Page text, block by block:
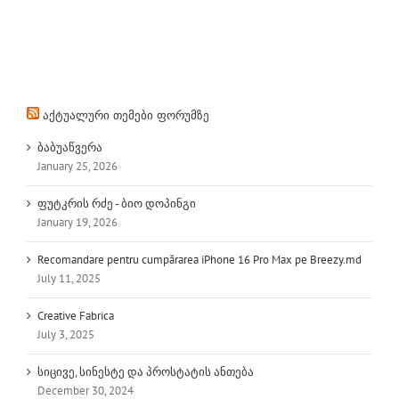
აქტუალური თემები ფორუმზე
ბაბუაწვერა
January 25, 2026
ფუტკრის რძე - ბიო დოპინგი
January 19, 2026
Recomandare pentru cumpărarea iPhone 16 Pro Max pe Breezy.md
July 11, 2025
Creative Fabrica
July 3, 2025
სიცივე, სინესტე და პროსტატის ანთება
December 30, 2024